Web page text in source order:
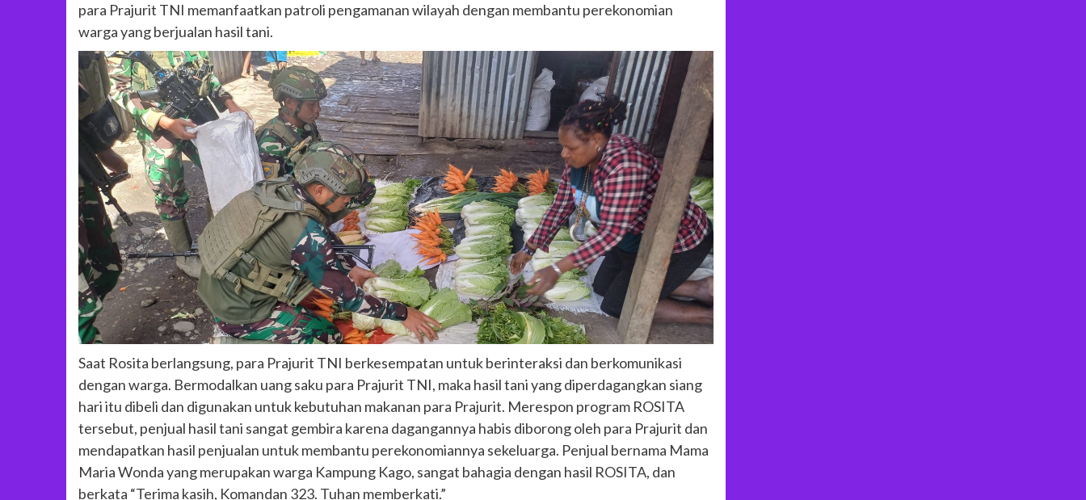
para Prajurit TNI memanfaatkan patroli pengamanan wilayah dengan membantu perekonomian
warga yang berjualan hasil tani.
Saat Rosita berlangsung, para Prajurit TNI berkesempatan untuk berinteraksi dan berkomunikasi
dengan warga. Bermodalkan uang saku para Prajurit TNI, maka hasil tani yang diperdagangkan siang
hari itu dibeli dan digunakan untuk kebutuhan makanan para Prajurit. Merespon program ROSITA
tersebut, penjual hasil tani sangat gembira karena dagangannya habis diborong oleh para Prajurit dan
mendapatkan hasil penjualan untuk membantu perekonomiannya sekeluarga. Penjual bernama Mama
Maria Wonda yang merupakan warga Kampung Kago, sangat bahagia dengan hasil ROSITA, dan
berkata “Terima kasih, Komandan 323. Tuhan memberkati.”